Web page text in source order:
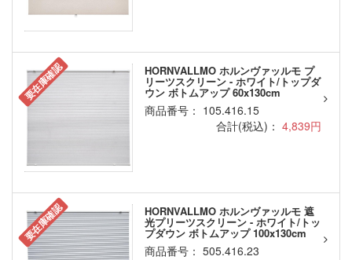
要在庫確認 HORNVALLMO ホルンヴァッルモ プ
リーツスクリーン - ホワイト/トップダ
ウン ボトムアップ 60x130cm
商品番号： 105.416.15
合計(税込)： 4,839円
要在庫確認 HORNVALLMO ホルンヴァッルモ 遮
光プリーツスクリーン - ホワイト/トッ
プダウン ボトムアップ 100x130cm
商品番号： 505.416.23